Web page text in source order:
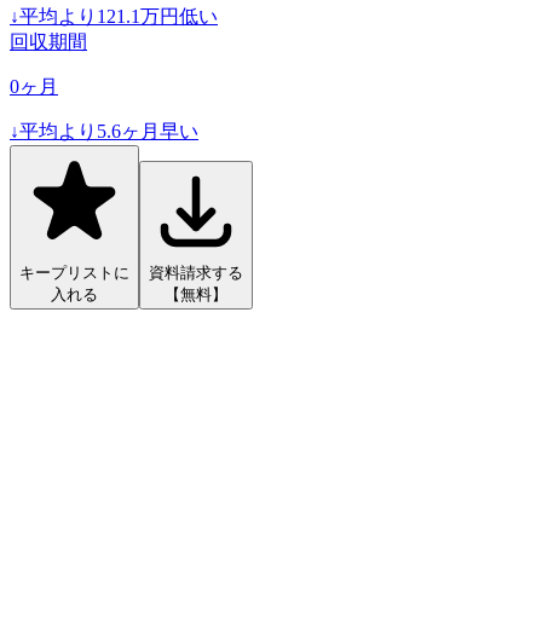
↓平均より 121.1万円低い
回収期間
0ヶ月
↓平均より 5.6ヶ月早い
キープリストに
入れる
資料請求する
【無料】